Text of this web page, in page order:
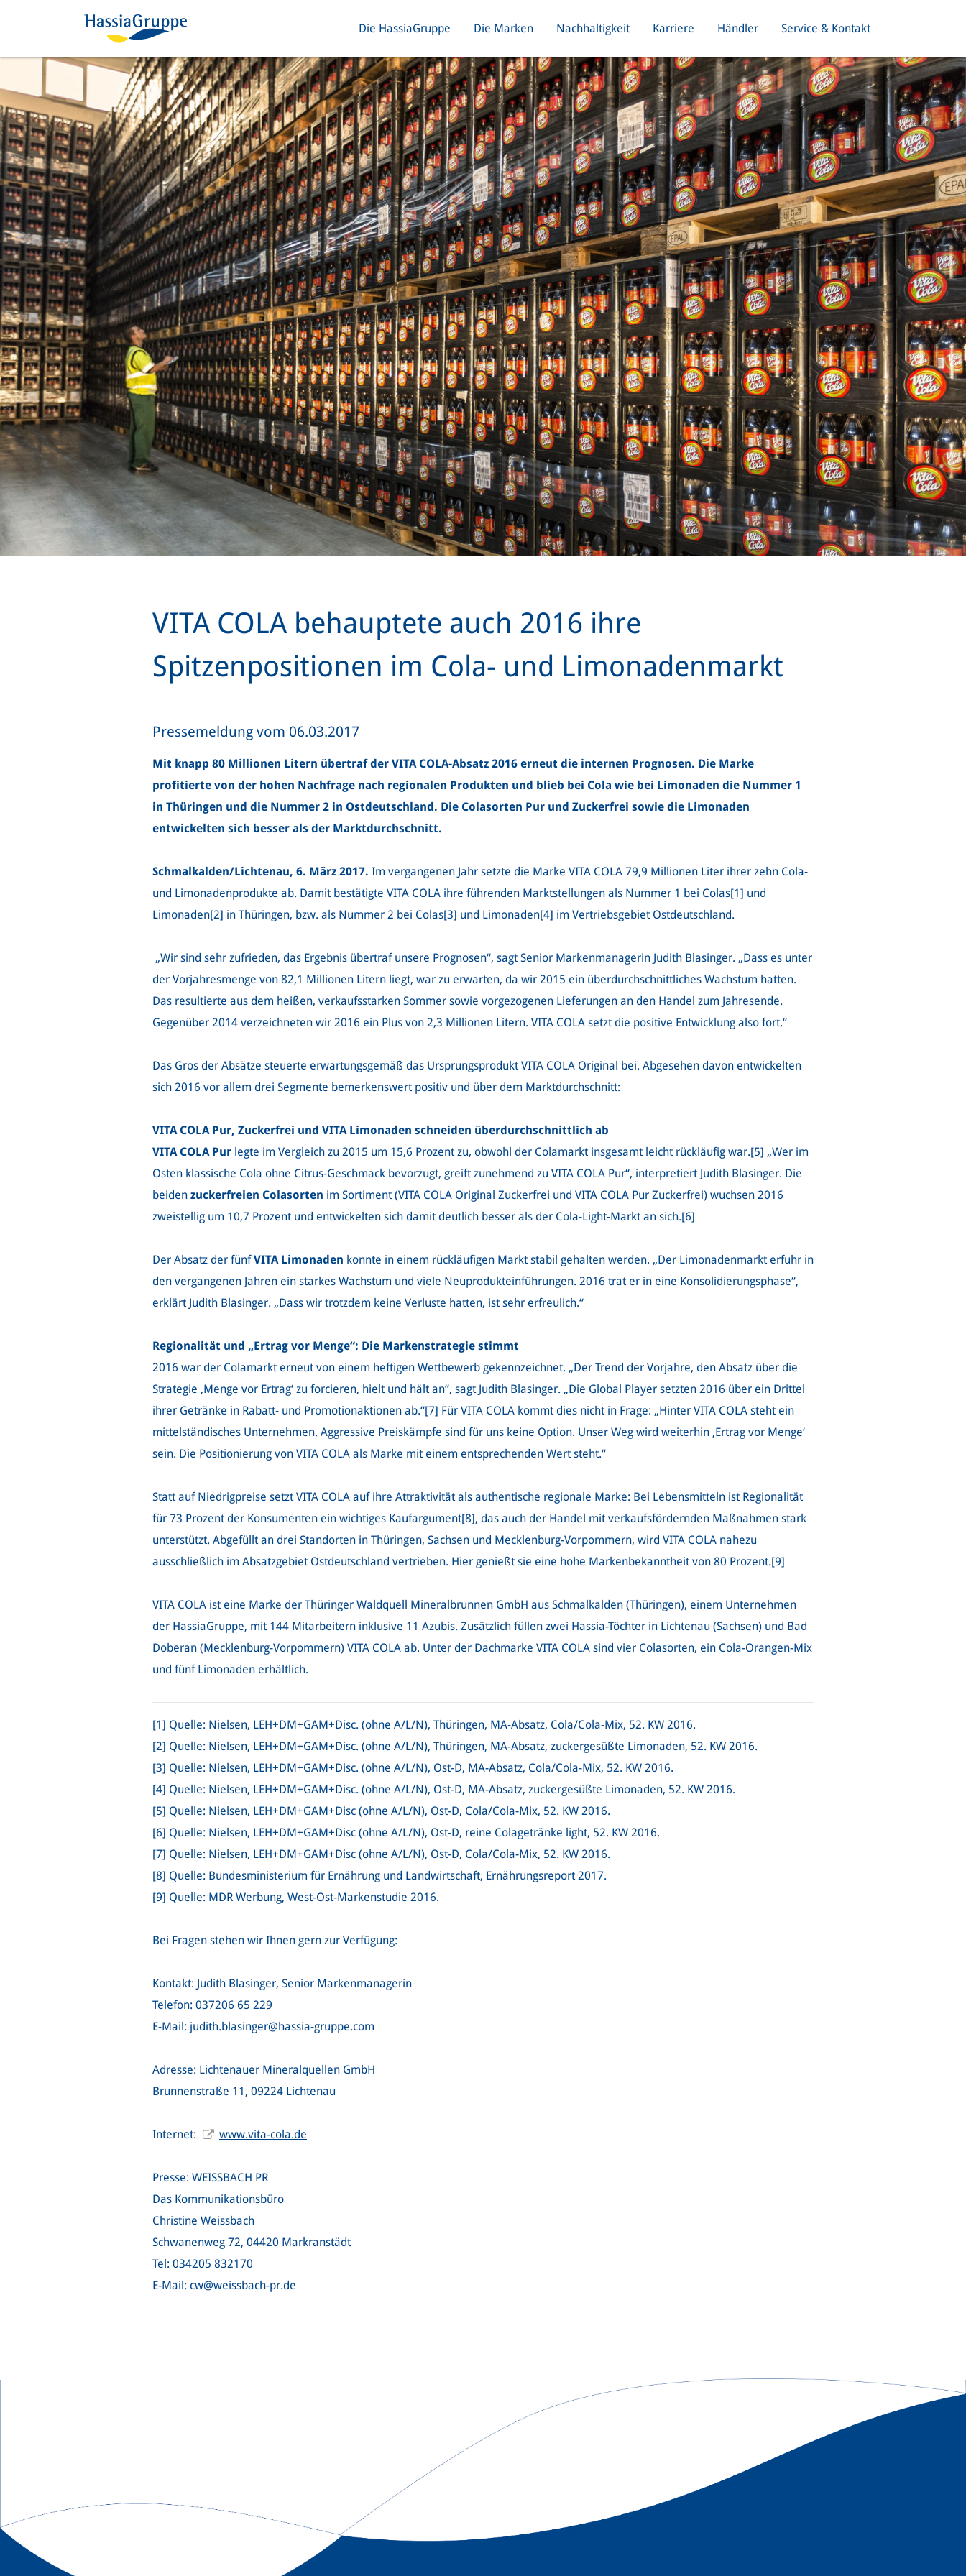
Die HassiaGruppe Die Marken Nachhaltigkeit Karriere Händler Service & Kontakt
VITA COLA behauptete auch 2016 ihre
Spitzenpositionen im Cola- und Limonadenmarkt
Pressemeldung vom 06.03.2017
Mit knapp 80 Millionen Litern übertraf der VITA COLA-Absatz 2016 erneut die internen Prognosen. Die Marke
profitierte von der hohen Nachfrage nach regionalen Produkten und blieb bei Cola wie bei Limonaden die Nummer 1
in Thüringen und die Nummer 2 in Ostdeutschland. Die Colasorten Pur und Zuckerfrei sowie die Limonaden
entwickelten sich besser als der Marktdurchschnitt.
Schmalkalden/Lichtenau, 6. März 2017. Im vergangenen Jahr setzte die Marke VITA COLA 79,9 Millionen Liter ihrer zehn Cola-
und Limonadenprodukte ab. Damit bestätigte VITA COLA ihre führenden Marktstellungen als Nummer 1 bei Colas[1] und
Limonaden[2] in Thüringen, bzw. als Nummer 2 bei Colas[3] und Limonaden[4] im Vertriebsgebiet Ostdeutschland.
„Wir sind sehr zufrieden, das Ergebnis übertraf unsere Prognosen“, sagt Senior Markenmanagerin Judith Blasinger. „Dass es unter
der Vorjahresmenge von 82,1 Millionen Litern liegt, war zu erwarten, da wir 2015 ein überdurchschnittliches Wachstum hatten.
Das resultierte aus dem heißen, verkaufsstarken Sommer sowie vorgezogenen Lieferungen an den Handel zum Jahresende.
Gegenüber 2014 verzeichneten wir 2016 ein Plus von 2,3 Millionen Litern. VITA COLA setzt die positive Entwicklung also fort.“
Das Gros der Absätze steuerte erwartungsgemäß das Ursprungsprodukt VITA COLA Original bei. Abgesehen davon entwickelten
sich 2016 vor allem drei Segmente bemerkenswert positiv und über dem Marktdurchschnitt:
VITA COLA Pur, Zuckerfrei und VITA Limonaden schneiden überdurchschnittlich ab
VITA COLA Pur legte im Vergleich zu 2015 um 15,6 Prozent zu, obwohl der Colamarkt insgesamt leicht rückläufig war.[5] „Wer im
Osten klassische Cola ohne Citrus-Geschmack bevorzugt, greift zunehmend zu VITA COLA Pur“, interpretiert Judith Blasinger. Die
beiden zuckerfreien Colasorten im Sortiment (VITA COLA Original Zuckerfrei und VITA COLA Pur Zuckerfrei) wuchsen 2016
zweistellig um 10,7 Prozent und entwickelten sich damit deutlich besser als der Cola-Light-Markt an sich.[6]
Der Absatz der fünf VITA Limonaden konnte in einem rückläufigen Markt stabil gehalten werden. „Der Limonadenmarkt erfuhr in
den vergangenen Jahren ein starkes Wachstum und viele Neuprodukteinführungen. 2016 trat er in eine Konsolidierungsphase“,
erklärt Judith Blasinger. „Dass wir trotzdem keine Verluste hatten, ist sehr erfreulich.“
Regionalität und „Ertrag vor Menge“: Die Markenstrategie stimmt
2016 war der Colamarkt erneut von einem heftigen Wettbewerb gekennzeichnet. „Der Trend der Vorjahre, den Absatz über die
Strategie ‚Menge vor Ertrag‘ zu forcieren, hielt und hält an“, sagt Judith Blasinger. „Die Global Player setzten 2016 über ein Drittel
ihrer Getränke in Rabatt- und Promotionaktionen ab.“[7] Für VITA COLA kommt dies nicht in Frage: „Hinter VITA COLA steht ein
mittelständisches Unternehmen. Aggressive Preiskämpfe sind für uns keine Option. Unser Weg wird weiterhin ‚Ertrag vor Menge‘
sein. Die Positionierung von VITA COLA als Marke mit einem entsprechenden Wert steht.“
Statt auf Niedrigpreise setzt VITA COLA auf ihre Attraktivität als authentische regionale Marke: Bei Lebensmitteln ist Regionalität
für 73 Prozent der Konsumenten ein wichtiges Kaufargument[8], das auch der Handel mit verkaufsfördernden Maßnahmen stark
unterstützt. Abgefüllt an drei Standorten in Thüringen, Sachsen und Mecklenburg-Vorpommern, wird VITA COLA nahezu
ausschließlich im Absatzgebiet Ostdeutschland vertrieben. Hier genießt sie eine hohe Markenbekanntheit von 80 Prozent.[9]
VITA COLA ist eine Marke der Thüringer Waldquell Mineralbrunnen GmbH aus Schmalkalden (Thüringen), einem Unternehmen
der HassiaGruppe, mit 144 Mitarbeitern inklusive 11 Azubis. Zusätzlich füllen zwei Hassia-Töchter in Lichtenau (Sachsen) und Bad
Doberan (Mecklenburg-Vorpommern) VITA COLA ab. Unter der Dachmarke VITA COLA sind vier Colasorten, ein Cola-Orangen-Mix
und fünf Limonaden erhältlich.
[1] Quelle: Nielsen, LEH+DM+GAM+Disc. (ohne A/L/N), Thüringen, MA-Absatz, Cola/Cola-Mix, 52. KW 2016.
[2] Quelle: Nielsen, LEH+DM+GAM+Disc. (ohne A/L/N), Thüringen, MA-Absatz, zuckergesüßte Limonaden, 52. KW 2016.
[3] Quelle: Nielsen, LEH+DM+GAM+Disc. (ohne A/L/N), Ost-D, MA-Absatz, Cola/Cola-Mix, 52. KW 2016.
[4] Quelle: Nielsen, LEH+DM+GAM+Disc. (ohne A/L/N), Ost-D, MA-Absatz, zuckergesüßte Limonaden, 52. KW 2016.
[5] Quelle: Nielsen, LEH+DM+GAM+Disc (ohne A/L/N), Ost-D, Cola/Cola-Mix, 52. KW 2016.
[6] Quelle: Nielsen, LEH+DM+GAM+Disc (ohne A/L/N), Ost-D, reine Colagetränke light, 52. KW 2016.
[7] Quelle: Nielsen, LEH+DM+GAM+Disc (ohne A/L/N), Ost-D, Cola/Cola-Mix, 52. KW 2016.
[8] Quelle: Bundesministerium für Ernährung und Landwirtschaft, Ernährungsreport 2017.
[9] Quelle: MDR Werbung, West-Ost-Markenstudie 2016.
Bei Fragen stehen wir Ihnen gern zur Verfügung:
Kontakt: Judith Blasinger, Senior Markenmanagerin
Telefon: 037206 65 229
E-Mail: judith.blasinger@hassia-gruppe.com
Adresse: Lichtenauer Mineralquellen GmbH
Brunnenstraße 11, 09224 Lichtenau
Internet: www.vita-cola.de
Presse: WEISSBACH PR
Das Kommunikationsbüro
Christine Weissbach
Schwanenweg 72, 04420 Markranstädt
Tel: 034205 832170
E-Mail: cw@weissbach-pr.de